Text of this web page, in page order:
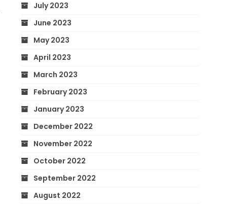
July 2023
June 2023
May 2023
April 2023
March 2023
February 2023
January 2023
December 2022
November 2022
October 2022
September 2022
August 2022